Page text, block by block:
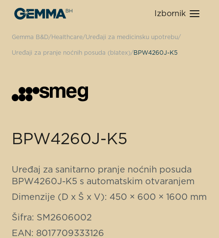
Izbornik
Gemma B&D Healthcare Uređaji za medicinsku upotrebu
Uređaji za pranje noćnih posuda (blatex) BPW4260J-K5
BPW4260J-K5
Uređaj za sanitarno pranje noćnih posuda
BPW4260J-K5 s automatskim otvaranjem
Dimenzije (D x Š x V): 450 × 600 × 1600 mm
Šifra: SM2606002
EAN: 8017709333126